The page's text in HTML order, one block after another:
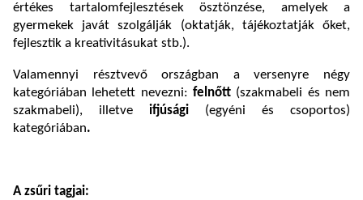
értékes tartalomfejlesztések ösztönzése, amelyek a
gyermekek javát szolgálják (oktatják, tájékoztatják őket,
fejlesztik a kreativitásukat stb.).
Valamennyi résztvevő országban a versenyre négy
kategóriában lehetett nevezni: felnőtt (szakmabeli és nem
szakmabeli), illetve ifjúsági (egyéni és csoportos)
kategóriában.
A zsűri tagjai: